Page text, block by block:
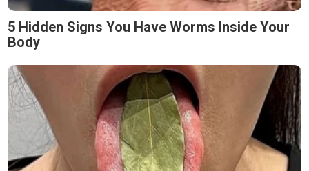
5 Hidden Signs You Have Worms Inside Your
Body